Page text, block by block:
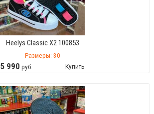
Heelys Classic X2 100853
Размеры: 30
5 990 руб. Купить